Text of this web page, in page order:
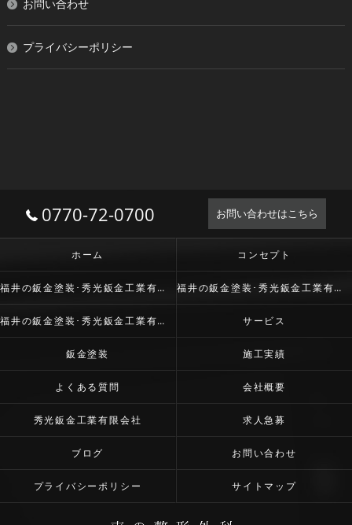
お問い合わせ
プライバシーポリシー
0770-72-0700 お問い合わせはこちら
ホーム コンセプト
福井の鈑金塗装･秀光鈑金工業有限会社の口コミ情報 福井の鈑金塗装･秀光鈑金工業有限会社の評判
福井の鈑金塗装･秀光鈑金工業有限会社のお客様の声 サービス
鈑金塗装 施工実績
よくある質問 会社概要
秀光鈑金工業有限会社 求人急募
ブログ お問い合わせ
プライバシーポリシー サイトマップ